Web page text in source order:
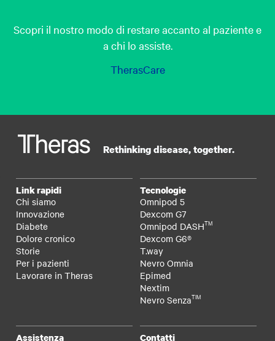
Scopri il nostro modo di restare accanto al paziente e
a chi lo assiste.
TherasCare
Skip back to main navigation
Rethinking disease, together.
Link rapidi
Chi siamo
Innovazione
Diabete
Dolore cronico
Storie
Per i pazienti
Lavorare in Theras
Tecnologie
Omnipod 5
Dexcom G7
Omnipod DASHTM
Dexcom G6®
T.way
Nevro Omnia
Epimed
Nextim
Nevro SenzaTIM
Assistenza Contatti